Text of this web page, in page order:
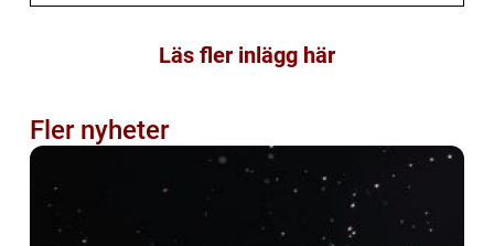
Läs fler inlägg här
Fler nyheter